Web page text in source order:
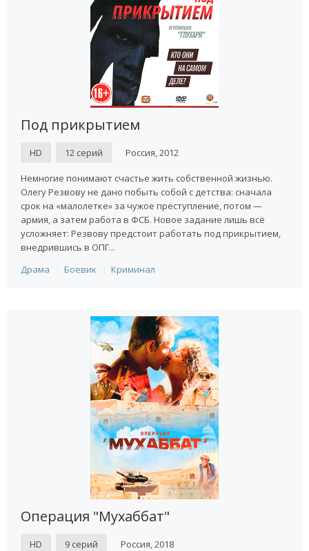
Под прикрытием
HD 12 серий Россия, 2012
Немногие понимают счастье жить собственной жизнью.
Олегу Резвову не дано побыть собой с детства: сначала
срок на «малолетке» за чужое преступление, потом —
армия, а затем работа в ФСБ. Новое задание лишь всё
усложняет: Резвову предстоит работать под прикрытием,
внедрившись в ОПГ...
Драма
Боевик Криминал
Операция "Мухаббат"
HD 9 серий Россия, 2018